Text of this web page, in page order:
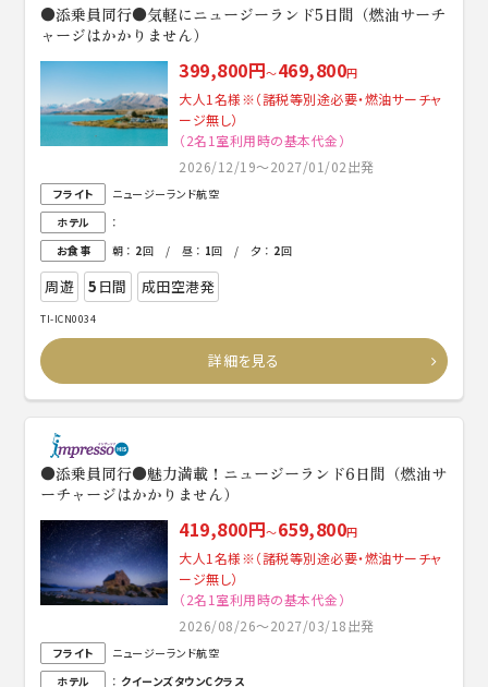
●添乗員同行●気軽にニュージーランド5日間（燃油サーチ
ャージはかかりません）
399,800円～469,800円
大人1名様※（諸税等別途必要・燃油サーチャ
ージ無し）
（2名1室利用時の基本代金）
2026/12/19～2027/01/02出発
フライト
ニュージーランド航空
ホテル
：
お食事
朝 ： 2回 / 昼 ： 1回 / 夕 ： 2回
周遊 5 日間 成田空港発
TI-ICN0034
詳細を見る
●添乗員同行●魅力満載！ニュージーランド6日間（燃油サ
ーチャージはかかりません）
419,800円～659,800円
大人1名様※（諸税等別途必要・燃油サーチャ
ージ無し）
（2名1室利用時の基本代金）
2026/08/26～2027/03/18出発
フライト
ニュージーランド航空
ホテル
： クイーンズタウンCクラス